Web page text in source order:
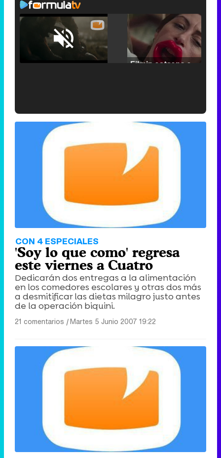
Unmute /
Loaded:
25.30%
'120 Minutos' celebra sus 2.000 programas en Telemadrid con un vídeo del día a día en la redacción
Tráiler de la tercera temporada de 'The Walking Dead: Dead City' de AMC+
Canción ganadora de Eurovisión 2026: DARA con "Bangaranga" por Bulgaria
CON 4 ESPECIALES
'Soy lo que como' regresa
este viernes a Cuatro
Dedicarán dos entregas a la alimentación
en los comedores escolares y otras dos más
a desmitificar las dietas milagro justo antes
de la operación biquini.
21 comentarios |Martes 5 Junio 2007 19:22